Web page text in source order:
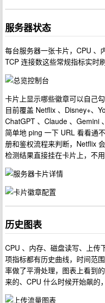
服务器状态
每台服务器一张卡片，CPU 、
TCP 连接数这些常规指标实时
卡片上显示哪些徽章可以自己
目前覆盖 Netflix 、Disney+、
ChatGPT 、Claude 、Gemini
简单地 ping 一下 URL 看看通
册和鉴权流程来判断，Netflix
检测结果直接挂在卡片上，不
历史图表
CPU 、内存、磁盘读写、上传
项指标都有历史曲线，时间范
率做了平滑处理，图表上看到
来的、CPU 什么时候开始飙的